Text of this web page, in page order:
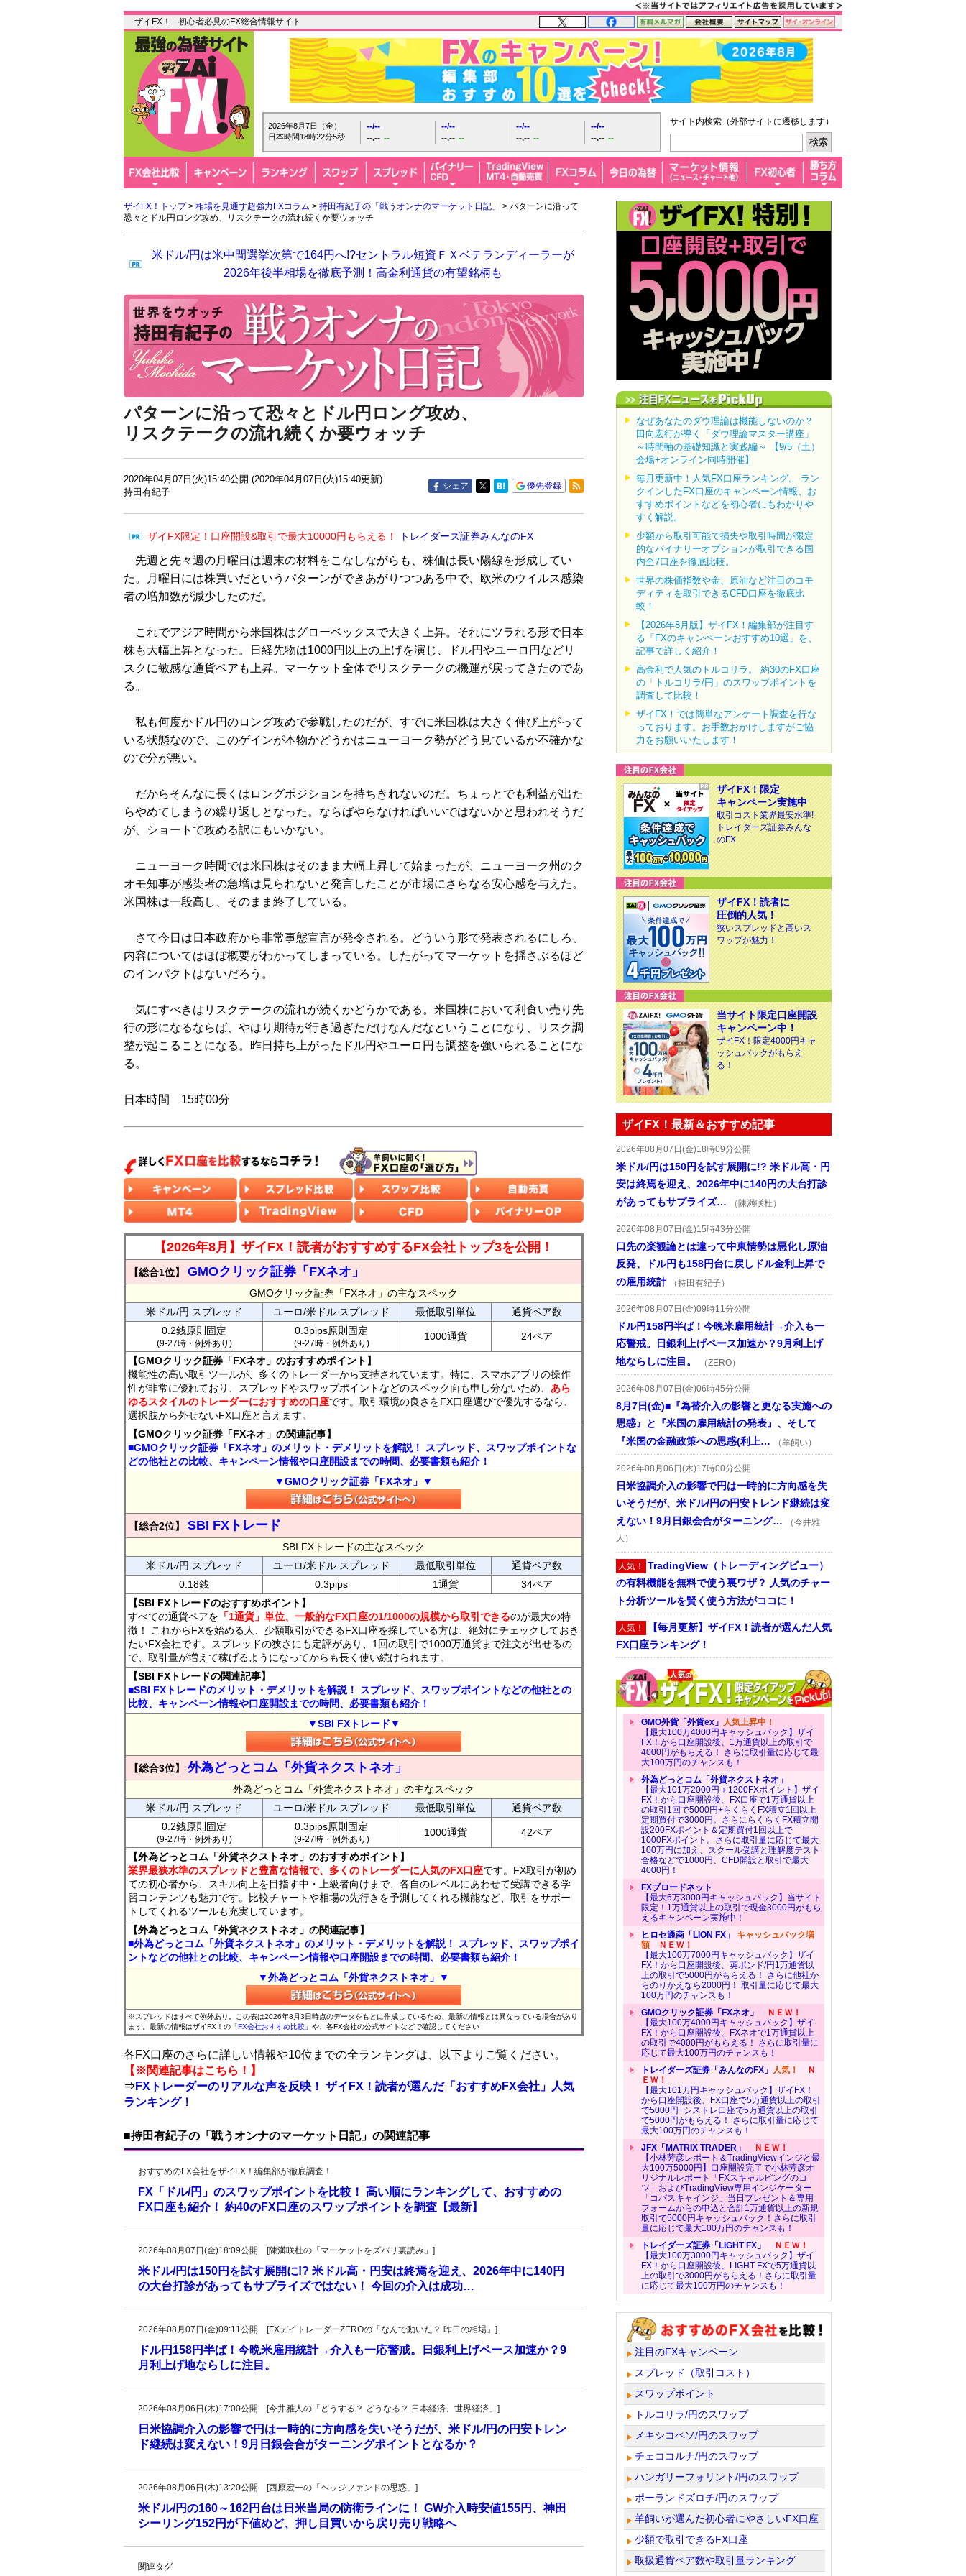
ザイFX！ - 初心者必見のFX総合情報サイト
2026年8月7日（金）
日本時間18時22分6秒
--/--
--.-- --
--/--
--.-- --
--/--
--.-- --
--/--
--.-- --
サイト内検索（外部サイトに遷移します）
ザイFX！トップ> 相場を見通す超強力FXコラム > 持田有紀子の「戦うオンナのマーケット日記」
> パターンに沿って
恐々とドル円ロング攻め、リスクテークの流れ続くか要ウォッチ
米ドル/円は米中間選挙次第で164円へ!?セントラル短資ＦＸベテランディーラーが
2026年後半相場を徹底予測！高金利通貨の有望銘柄も
パターンに沿って恐々とドル円ロング攻め、
リスクテークの流れ続くか要ウォッチ
2020年04月07日(火)15:40公開 (2020年04月07日(火)15:40更新)
持田有紀子
シェア 優先登録
ザイFX限定！口座開設&取引で最大10000円もらえる！ トレイダーズ証券みんなのFX
先週と先々週の月曜日は週末の材料をこなしながらも、株価は長い陽線を形成してい
た。月曜日には株買いだというパターンができあがりつつある中で、欧米のウイルス感染
者の増加数が減少したのだ。
これでアジア時間から米国株はグローベックスで大きく上昇。それにツラれる形で日本
株も大幅上昇となった。日経先物は1000円以上の上げを演じ、ドル円やユーロ円などリ
スクに敏感な通貨ペアも上昇。マーケット全体でリスクテークの機運が戻ってきたのであ
る。
私も何度かドル円のロング攻めで参戦したのだが、すでに米国株は大きく伸び上がって
いる状態なので、このゲインが本物かどうかはニューヨーク勢がどう見ているか不確かな
ので分が悪い。
だからそんなに長くはロングポジションを持ちきれないのだ。ちょっとでも利益が出た
らやめてしまうの繰り返しとなった。ならばやらなければいいではないかと思われそうだ
が、ショートで攻める訳にもいかない。
ニューヨーク時間では米国株はそのまま大幅上昇して始まったが、ニューヨーク州のク
オモ知事が感染者の急増は見られないと発言したことが市場にさらなる安心感を与えた。
米国株は一段高し、そのまま終了している。
さて今日は日本政府から非常事態宣言が発令される。どういう形で発表されるにしろ、
内容についてはほぼ概要がわかってしまっている。したがってマーケットを揺さぶるほど
のインパクトはないだろう。
気にすべきはリスクテークの流れが続くかどうかである。米国株において利食い売り先
行の形になるならば、やはり期待が行き過ぎただけなんだなということになり、リスク調
整が起こることになる。昨日持ち上がったドル円やユーロ円も調整を強いられることにな
る。
日本時間 15時00分
【2026年8月】ザイFX！読者がおすすめするFX会社トップ3を公開！
【総合1位】 GMOクリック証券「FXネオ」
GMOクリック証券「FXネオ」の主なスペック
米ドル/円 スプレッド
ユーロ/米ドル スプレッド 最低取引単位
通貨ペア数
0.2銭原則固定
(9-27時・例外あり)
0.3pips原則固定
(9-27時・例外あり)
1000通貨 24ペア
【GMOクリック証券「FXネオ」のおすすめポイント】
機能性の高い取引ツールが、多くのトレーダーから支持されています。特に、スマホアプリの操作
性が非常に優れており、スプレッドやスワップポイントなどのスペック面も申し分ないため、 あら
ゆるスタイルのトレーダーにおすすめの口座です。取引環境の良さをFX口座選びで優先するなら、
選択肢から外せないFX口座と言えます。
【GMOクリック証券「FXネオ」の関連記事】
■GMOクリック証券「FXネオ」のメリット・デメリットを解説！ スプレッド、スワップポイントな
どの他社との比較、キャンペーン情報や口座開設までの時間、必要書類も紹介！
▼GMOクリック証券「FXネオ」▼
【総合2位】 SBI FXトレード
SBI FXトレードの主なスペック
米ドル/円 スプレッド
ユーロ/米ドル スプレッド 最低取引単位
通貨ペア数
0.18銭
0.3pips 1通貨
34ペア
【SBI FXトレードのおすすめポイント】
すべての通貨ペアを 「1通貨」単位、一般的なFX口座の1/1000の規模から取引できるのが最大の特
徴！ これからFXを始める人、少額取引ができるFX口座を探している方は、絶対にチェックしておき
たいFX会社です。スプレッドの狭さにも定評があり、1回の取引で1000万通貨まで注文が出せるの
で、取引量が増えて稼げるようになってからも長く使い続けられます。
【SBI FXトレードの関連記事】
■SBI FXトレードのメリット・デメリットを解説！ スプレッド、スワップポイントなどの他社との
比較、キャンペーン情報や口座開設までの時間、必要書類も紹介！
▼SBI FXトレード▼
【総合3位】 外為どっとコム「外貨ネクストネオ」
外為どっとコム「外貨ネクストネオ」の主なスペック
米ドル/円 スプレッド
ユーロ/米ドル スプレッド 最低取引単位
通貨ペア数
0.2銭原則固定
(9-27時・例外あり)
0.3pips原則固定
(9-27時・例外あり)
1000通貨 42ペア
【外為どっとコム「外貨ネクストネオ」のおすすめポイント】
業界最狭水準のスプレッドと豊富な情報で、多くのトレーダーに人気のFX口座です。FX取引が初め
ての初心者から、スキル向上を目指す中・上級者向けまで、各自のレベルにあわせて受講できる学
習コンテンツも魅力です。比較チャートや相場の先行きを予測してくれる機能など、取引をサポー
トしてくれるツールも充実しています。
【外為どっとコム「外貨ネクストネオ」の関連記事】
■外為どっとコム「外貨ネクストネオ」のメリット・デメリットを解説！ スプレッド、スワップポイ
ントなどの他社との比較、キャンペーン情報や口座開設までの時間、必要書類も紹介！
▼外為どっとコム「外貨ネクストネオ」▼
※スプレッドはすべて例外あり。この表は2026年8月3日時点のデータをもとに作成しているため、最新の情報とは異なっている場合があり
ます。最新の情報はザイFX！の 「FX会社おすすめ比較」 や、各FX会社の公式サイトなどで確認してください
各FX口座のさらに詳しい情報や10位までの全ランキングは、以下よりご覧ください。
【※関連記事はこちら！】
⇒FXトレーダーのリアルな声を反映！ ザイFX！読者が選んだ「おすすめFX会社」人気
ランキング！
■持田有紀子の「戦うオンナのマーケット日記」の関連記事
おすすめのFX会社をザイFX！編集部が徹底調査！
FX「ドル/円」のスワップポイントを比較！ 高い順にランキングして、おすすめの
FX口座も紹介！ 約40のFX口座のスワップポイントを調査【最新】
2026年08月07日(金)18:09公開 [陳満咲杜の「マーケットをズバリ裏読み」]
米ドル/円は150円を試す展開に!? 米ドル高・円安は終焉を迎え、2026年中に140円
の大台打診があってもサプライズではない！ 今回の介入は成功…
2026年08月07日(金)09:11公開 [FXデイトレーダーZEROの「なんで動いた？ 昨日の相場」]
ドル円158円半ば！今晩米雇用統計→介入も一応警戒。日銀利上げペース加速か？9
月利上げ地ならしに注目。
2026年08月06日(木)17:00公開 [今井雅人の「どうする？ どうなる？ 日本経済、世界経済」]
日米協調介入の影響で円は一時的に方向感を失いそうだが、米ドル/円の円安トレン
ド継続は変えない！9月日銀会合がターニングポイントとなるか？
2026年08月06日(木)13:20公開 [西原宏一の「ヘッジファンドの思惑」]
米ドル/円の160～162円台は日米当局の防衛ラインに！ GW介入時安値155円、神田
シーリング152円が下値めど、押し目買いから戻り売り戦略へ
関連タグ
なぜあなたのダウ理論は機能しないのか？
田向宏行が導く「ダウ理論マスター講座」
～時間軸の基礎知識と実践編～ 【9/5（土）
会場+オンライン同時開催】
毎月更新中！人気FX口座ランキング。 ラン
クインしたFX口座のキャンペーン情報、お
すすめポイントなどを初心者にもわかりや
すく解説。
少額から取引可能で損失や取引時間が限定
的なバイナリーオプションが取引できる国
内全7口座を徹底比較。
世界の株価指数や金、原油など注目のコモ
ディティを取引できるCFD口座を徹底比
較！
【2026年8月版】ザイFX！編集部が注目す
る「FXのキャンペーンおすすめ10選」を、
記事で詳しく紹介！
高金利で人気のトルコリラ。 約30のFX口座
の「トルコリラ/円」のスワップポイントを
調査して比較！
ザイFX！では簡単なアンケート調査を行な
っております。お手数おかけしますがご協
力をお願いいたします！
ザイFX！限定
キャンペーン実施中
取引コスト業界最安水準!
トレイダーズ証券みんな
のFX
ザイFX！読者に
圧倒的人気！
狭いスプレッドと高いス
ワップが魅力！
当サイト限定口座開設
キャンペーン中！
ザイFX！限定4000円キャ
ッシュバックがもらえ
る！
ザイFX！最新＆おすすめ記事
2026年08月07日(金)18時09分公開
米ドル/円は150円を試す展開に!? 米ドル高・円
安は終焉を迎え、2026年中に140円の大台打診
があってもサプライズ…
（陳満咲杜）
2026年08月07日(金)15時43分公開
口先の楽観論とは違って中東情勢は悪化し原油
反発、ドル円も158円台に戻しドル金利上昇で
の雇用統計
（持田有紀子）
2026年08月07日(金)09時11分公開
ドル円158円半ば！今晩米雇用統計→介入も一
応警戒。日銀利上げペース加速か？9月利上げ
地ならしに注目。
（ZERO）
2026年08月07日(金)06時45分公開
8月7日(金)■『為替介入の影響と更なる実施への
思惑』と『米国の雇用統計の発表』、そして
『米国の金融政策への思惑(利上…
（羊飼い）
2026年08月06日(木)17時00分公開
日米協調介入の影響で円は一時的に方向感を失
いそうだが、米ドル/円の円安トレンド継続は変
えない！9月日銀会合がターニング…
（今井雅
人）
人気！ TradingView（トレーディングビュー）
の有料機能を無料で使う裏ワザ？ 人気のチャー
ト分析ツールを賢く使う方法がココに！
人気！ 【毎月更新】ザイFX！読者が選んだ人気
FX口座ランキング！
GMO外貨「外貨ex」 人気上昇中！
【最大100万4000円キャッシュバック】ザイ
FX！から口座開設後、1万通貨以上の取引で
4000円がもらえる！ さらに取引量に応じて最
大100万円のチャンスも！
外為どっとコム「外貨ネクストネオ」
【最大101万2000円＋1200FXポイント】ザイ
FX！から口座開設後、FX口座で1万通貨以上
の取引1回で5000円+らくらくFX積立1回以上
定期買付で3000円。さらにらくらくFX積立開
設200FXポイント＆定期買付1回以上で
1000FXポイント。さらに取引量に応じて最大
100万円に加え、スクール受講と理解度テスト
合格などで1000円、CFD開設と取引で最大
4000円！
FXブロードネット
【最大6万3000円キャッシュバック】当サイト
限定！1万通貨以上の取引で現金3000円がもら
えるキャンペーン実施中！
ヒロセ通商「LION FX」 キャッシュバック増
額ＮＥＷ！
【最大100万7000円キャッシュバック】ザイ
FX！から口座開設後、英ポンド/円1万通貨以
上の取引で5000円がもらえる！ さらに他社か
らのりかえなら2000円！ 取引量に応じて最大
100万円のチャンスも！
GMOクリック証券「FXネオ」
ＮＥＷ！
【最大100万4000円キャッシュバック】ザイ
FX！から口座開設後、FXネオで1万通貨以上
の取引で4000円がもらえる！ さらに取引量に
応じて最大100万円のチャンスも！
トレイダーズ証券「みんなのFX」 人気！
Ｎ
ＥＷ！
【最大101万円キャッシュバック】ザイFX！
から口座開設後、FX口座で5万通貨以上の取引
で5000円+シストレ口座で5万通貨以上の取引
で5000円がもらえる！ さらに取引量に応じて
最大100万円のチャンスも！
JFX「MATRIX TRADER」
ＮＥＷ！
【小林芳彦レポート＆TradingViewインジと最
大100万5000円】口座開設完了で小林芳彦オ
リジナルレポート「FXスキャルピングのコ
ツ」およびTradingView専用インジケーター
「コバスキャインジ」当日プレゼント＆専用
フォームからの申込と合計1万通貨以上の新規
取引で5000円キャッシュバック！さらに取引
量に応じて最大100万円のチャンスも！
トレイダーズ証券「LIGHT FX」
ＮＥＷ！
【最大100万3000円キャッシュバック】ザイ
FX！から口座開設後、LIGHT FXで5万通貨以
上の取引で3000円がもらえる！さらに取引量
に応じて最大100万円のチャンスも！
注目のFXキャンペーン
スプレッド（取引コスト）
スワップポイント
トルコリラ/円のスワップ
メキシコペソ/円のスワップ
チェココルナ/円のスワップ
ハンガリーフォリント/円のスワップ
ポーランドズロチ/円のスワップ
羊飼いが選んだ初心者にやさしいFX口座
少額で取引できるFX口座
取扱通貨ペア数や取引量ランキング